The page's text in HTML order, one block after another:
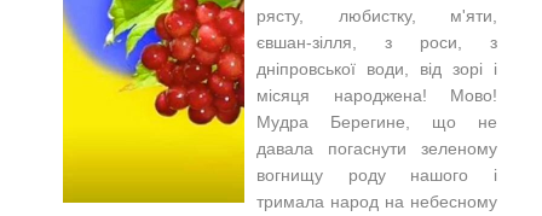
рясту, любистку, м'яти,
євшан-зілля, з роси, з
дніпровської води, від зорі і
місяця народжена! Мово!
Мудра Берегине, що не
давала погаснути зеленому
вогнищу роду нашого і
тримала народ на небесному